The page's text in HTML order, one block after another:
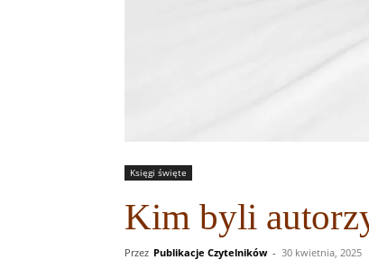
Księgi święte
Kim byli
Przez Publikacje Czytelników - 30 kwietnia, 2025